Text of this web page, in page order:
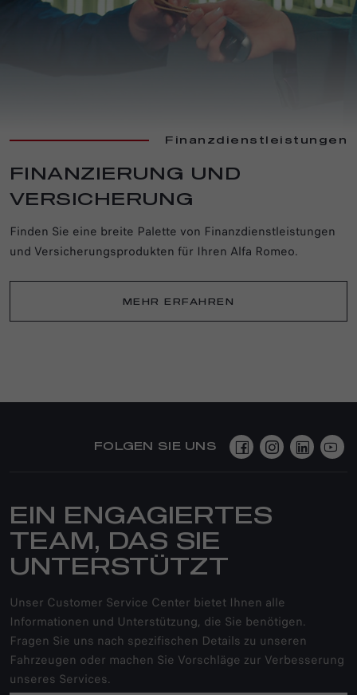
Finanzdienstleistungen
FINANZIERUNG UND
VERSICHERUNG
Finden Sie eine breite Palette von Finanzdienstleistungen
und Versicherungsprodukten für Ihren Alfa Romeo.
MEHR ERFAHREN
FOLGEN SIE UNS
EIN ENGAGIERTES
TEAM, DAS SIE
UNTERSTÜTZT
Unser Customer Service Center bietet Ihnen alle
Informationen und Unterstützung, die Sie benötigen.
Fragen Sie uns nach spezifischen Details zu unseren
Fahrzeugen oder machen Sie Vorschläge zur Verbesserung
unseres Services.